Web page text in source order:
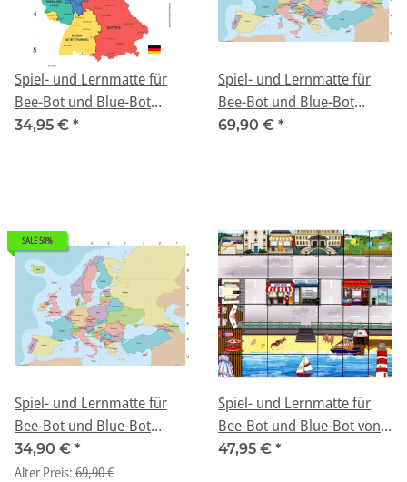
Spiel- und Lernmatte für
Bee-Bot und Blue-Bot
"Deutschland" klein
34,95 € *
Spiel- und Lernmatte für
Bee-Bot und Blue-Bot
"Europa" groß
69,90 € *
SALE 50%
Spiel- und Lernmatte für
Bee-Bot und Blue-Bot
"Europa" groß B-Ware mit
einem Druckfehler
34,90 € *
Alter Preis: 69,90 €
Spiel- und Lernmatte für
Bee-Bot und Blue-Bot von
TTS "Seaside Mat"
47,95 € *